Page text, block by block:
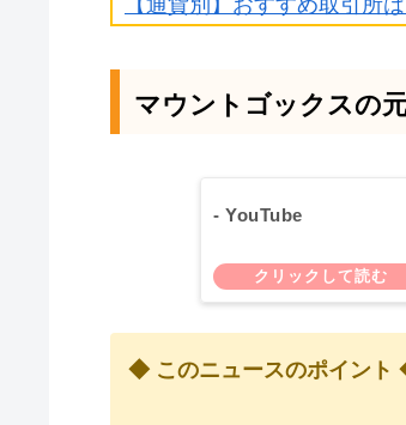
マウントゴックスの
- YouTube
◆ このニュースのポイント